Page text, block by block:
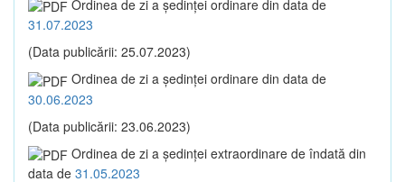
Ordinea de zi a şedinţei ordinare din data de
31.07.2023
(Data publicării: 25.07.2023)
Ordinea de zi a şedinţei ordinare din data de
30.06.2023
(Data publicării: 23.06.2023)
Ordinea de zi a şedinţei extraordinare de îndată din
data de 31.05.2023